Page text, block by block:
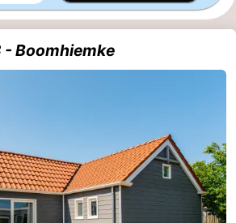
- Boomhiemke